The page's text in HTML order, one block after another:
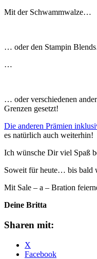
Mit der Schwammwalze…
… oder den Stampin
…
… oder verschiedenen
Grenzen gesetzt!
Die anderen Prämien
es natürlich auch weiterhin!
Ich wünsche Dir viel Spaß
Soweit für heute… bis bald
Mit Sale – a – Bration
Deine Britta
Sharen mit:
X
Facebook